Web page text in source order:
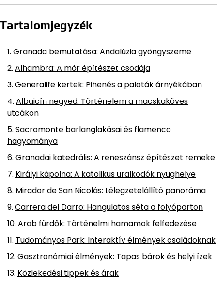
Tartalomjegyzék
Granada bemutatása: Andalúzia gyöngyszeme
Alhambra: A mór építészet csodája
Generalife kertek: Pihenés a paloták árnyékában
Albaicín negyed: Történelem a macskaköves
utcákon
Sacromonte barlanglakásai és flamenco
hagyománya
Granadai katedrális: A reneszánsz építészet remeke
Királyi kápolna: A katolikus uralkodók nyughelye
Mirador de San Nicolás: Lélegzetelállító panoráma
Carrera del Darro: Hangulatos séta a folyóparton
Arab fürdők: Történelmi hamamok felfedezése
Tudományos Park: Interaktív élmények családoknak
Gasztronómiai élmények: Tapas bárok és helyi ízek
Közlekedési tippek és árak